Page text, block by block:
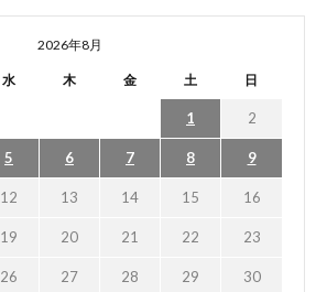
2026年8月
水 木 金 土 日
1 2
5 6 7 8 9
12 13 14 15 16
19 20 21 22 23
26 27 28 29 30